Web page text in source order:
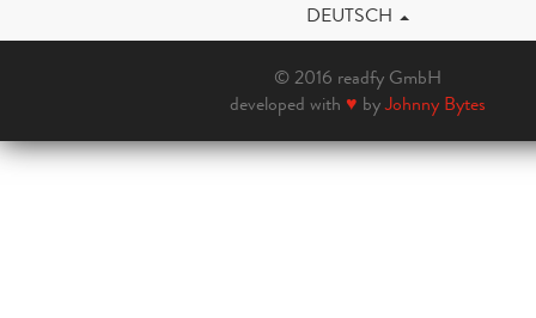
DEUTSCH
© 2016 readfy GmbH
developed with ♥ byJohnny Bytes